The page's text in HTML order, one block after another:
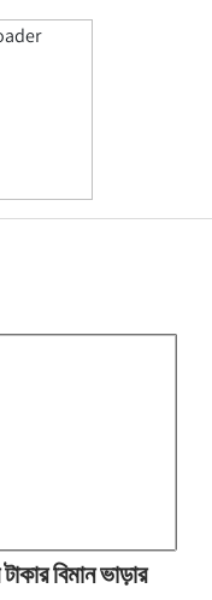
বিমান ভাড়ার